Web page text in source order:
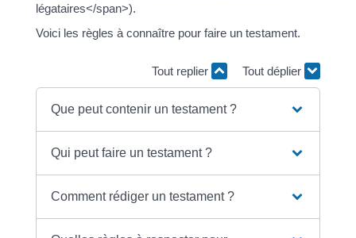
légataires</span>).
Voici les règles à connaître pour faire un testament.
Tout replier Tout déplier
Que peut contenir un testament ?
Qui peut faire un testament ?
Comment rédiger un testament ?